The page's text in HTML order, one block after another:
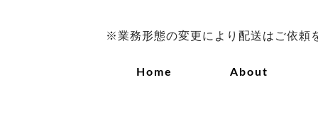
※業務形態の変更により配送はご依頼
Home About